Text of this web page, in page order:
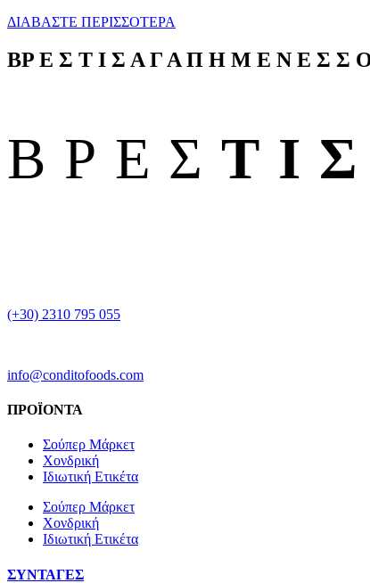
ΔΙΑΒΑΣΤΕ ΠΕΡΙΣΣΟΤΕΡΑ
BΡ Ε Σ Τ Ι Σ Α Γ Α Π Η Μ Ε Ν Ε Σ Σ
BΡΕΣ ΤΙΣ
(+30) 2310 795 055
info@conditofoods.com
ΠΡΟΪΟΝΤΑ
Σούπερ Μάρκετ
Χονδρική
Ιδιωτική Ετικέτα
Σούπερ Μάρκετ
Χονδρική
Ιδιωτική Ετικέτα
ΣΥΝΤΑΓΕΣ